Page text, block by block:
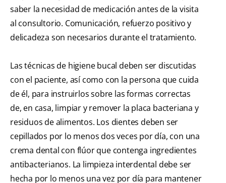
saber la necesidad de medicación antes de la visita
al consultorio. Comunicación, refuerzo positivo y
delicadeza son necesarios durante el tratamiento.
Las técnicas de higiene bucal deben ser discutidas
con el paciente, así como con la persona que cuida
de él, para instruirlos sobre las formas correctas
de, en casa, limpiar y remover la placa bacteriana y
residuos de alimentos. Los dientes deben ser
cepillados por lo menos dos veces por día, con una
crema dental con flúor que contenga ingredientes
antibacterianos. La limpieza interdental debe ser
hecha por lo menos una vez por día para mantener